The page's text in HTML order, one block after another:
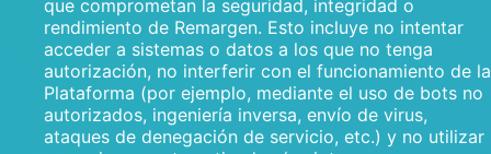
que comprometan la seguridad, integridad o
rendimiento de Remargen. Esto incluye no intentar
acceder a sistemas o datos a los que no tenga
autorización, no interferir con el funcionamiento de la
Plataforma (por ejemplo, mediante el uso de bots no
autorizados, ingeniería inversa, envío de virus,
ataques de denegación de servicio, etc.) y no utilizar